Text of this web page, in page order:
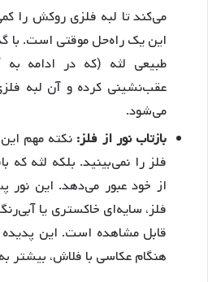
می‌کند تا لبه فلزی روکش را
این یک راه‌حل موقتی است. با
طبیعی لثه (که در ادامه به
عقب‌نشینی کرده و آن لبه
می‌شود.
بازتاب نور از فلز: نکته مهم
فلز را نمی‌بینید. بلکه لثه که
از خود عبور می‌دهد. این نور
فلز، سایه‌ای خاکستری یا
قابل مشاهده است. این
هنگام عکاسی با فلاش، بیشتر